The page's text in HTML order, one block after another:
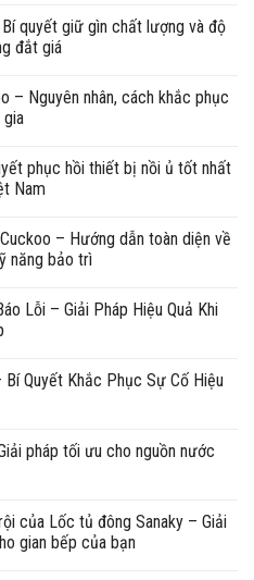
quyết giữ gìn chất lượng và độ
đắt giá
– Nguyên nhân, cách khắc phục
gia
phục hồi thiết bị nồi ủ tốt nhất
Nam
– Hướng dẫn toàn diện về
năng bảo trì
Lỗi – Giải Pháp Hiệu Quả Khi
Quyết Khắc Phục Sự Cố Hiệu
pháp tối ưu cho nguồn nước
của Lốc tủ đông Sanaky – Giải
gian bếp của bạn